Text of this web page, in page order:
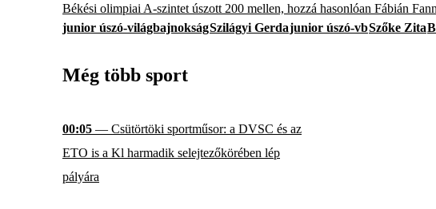
Békési olimpiai A-szintet úszott 200 mellen, hozzá hasonlóan Fábián
junior úszó-világbajnokságSzilágyi Gerdajunior úszó-vbSzőke Zita
Még több sport
00:05 — Csütörtöki sportműsor: a DVSC és az
ETO is a Kl harmadik selejtezőkörében lép
pályára